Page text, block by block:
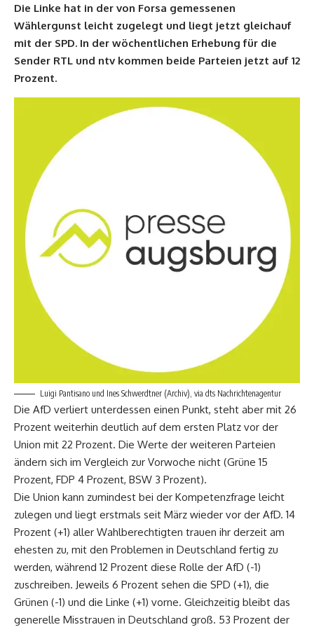
Die Linke hat in der von Forsa gemessenen
Wählergunst leicht zugelegt und liegt jetzt gleichauf
mit der SPD. In der wöchentlichen Erhebung für die
Sender RTL und ntv kommen beide Parteien jetzt auf 12
Prozent.
Luigi Pantisano und Ines Schwerdtner (Archiv), via dts Nachrichtenagentur
Die AfD verliert unterdessen einen Punkt, steht aber mit 26
Prozent weiterhin deutlich auf dem ersten Platz vor der
Union mit 22 Prozent. Die Werte der weiteren Parteien
ändern sich im Vergleich zur Vorwoche nicht (Grüne 15
Prozent, FDP 4 Prozent, BSW 3 Prozent).
Die Union kann zumindest bei der Kompetenzfrage leicht
zulegen und liegt erstmals seit März wieder vor der AfD. 14
Prozent (+1) aller Wahlberechtigten trauen ihr derzeit am
ehesten zu, mit den Problemen in Deutschland fertig zu
werden, während 12 Prozent diese Rolle der AfD (-1)
zuschreiben. Jeweils 6 Prozent sehen die SPD (+1), die
Grünen (-1) und die Linke (+1) vorne. Gleichzeitig bleibt das
generelle Misstrauen in Deutschland groß. 53 Prozent der